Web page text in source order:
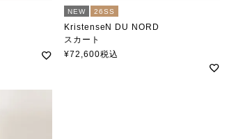
NEW 26SS
KristenseN DU NORD
スカート
クリステンセンドゥノルド
¥72,600税込